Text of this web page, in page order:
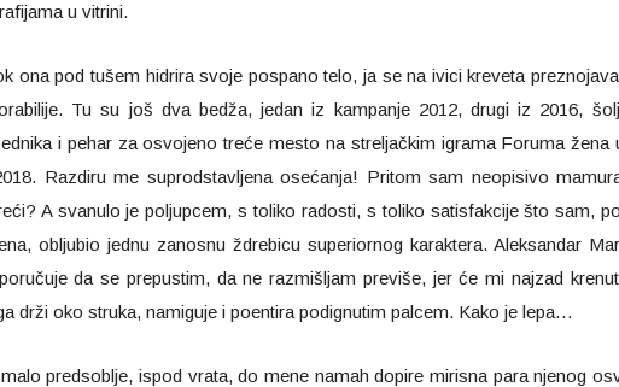
u vitrini.
ona pod tušem hidrira svoje pospano telo, ja se na ivici kreveta
Tu su još dva bedža, jedan iz kampanje 2012, drugi iz 2016,
i pehar za osvojeno treće mesto na streljačkim igrama Foruma žena
Razdiru me suprodstavljena osećanja! Pritom sam neopisivo
A svanulo je poljupcem, s toliko radosti, s toliko satisfakcije što sam,
obljubio jednu zanosnu ždrebicu superiornog karaktera. Aleksandar
da se prepustim, da ne razmišljam previše, jer će mi najzad
drži oko struka, namiguje i poentira podignutim palcem. Kako je lepa…
predsoblje, ispod vrata, do mene namah dopire mirisna para njenog